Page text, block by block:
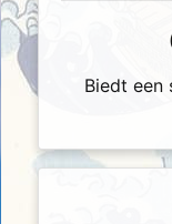
Biedt een